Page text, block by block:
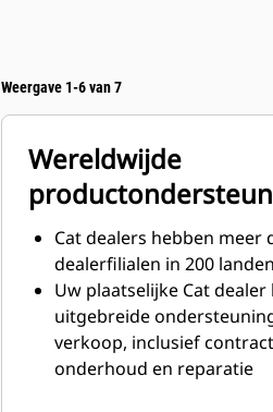
Weergave 1-6 van 7
Wereldwijde
Cat dealers hebben meer
dealerfilialen in 200 landen
Uw plaatselijke Cat
uitgebreide
verkoop, inclusief
onderhoud en reparatie